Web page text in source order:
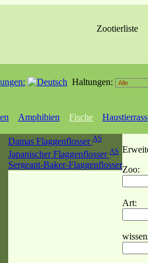
Zootierliste
Haltungen:
Amphibien Fische
Damas Flaggenflosser AS
Japanischer Flaggenflosser AS
Sergeant-Baker-FlaggenflosserZoo:
Art: